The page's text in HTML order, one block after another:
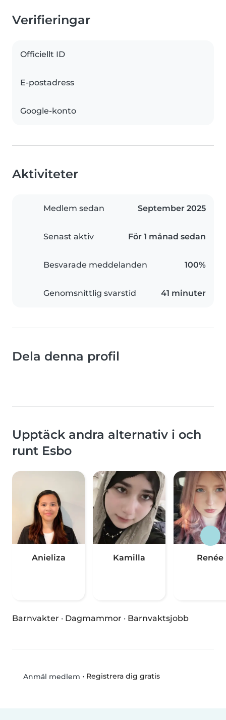
Verifieringar
Officiellt ID
E-postadress
Google-konto
Aktiviteter
Medlem sedan September 2025
Senast aktiv För 1 månad sedan
Besvarade meddelanden 100%
Genomsnittlig svarstid 41 minuter
Dela denna profil
Upptäck andra alternativ i och
runt Esbo
Anieliza Kamilla Renée
Barnvakter · Dagmammor · Barnvaktsjobb
Anmäl medlem • Registrera dig gratis